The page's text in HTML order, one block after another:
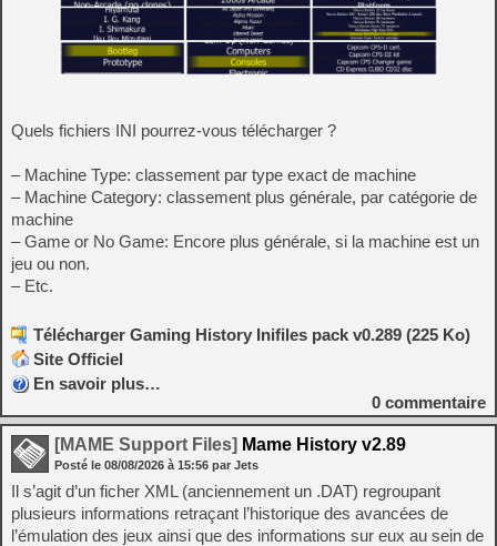
Quels fichiers INI pourrez-vous télécharger ?
– Machine Type: classement par type exact de machine
– Machine Category: classement plus générale, par catégorie de
machine
– Game or No Game: Encore plus générale, si la machine est un
jeu ou non.
– Etc.
Télécharger Gaming History Inifiles pack v0.289 (225 Ko)
Site Officiel
En savoir plus…
0 commentaire
[MAME Support Files] Mame History v2.89
Posté le 08/08/2026 à 15:56 par Jets
Il s’agit d’un ficher XML (anciennement un .DAT) regroupant
plusieurs informations retraçant l’historique des avancées de
l’émulation des jeux ainsi que des informations sur eux au sein de